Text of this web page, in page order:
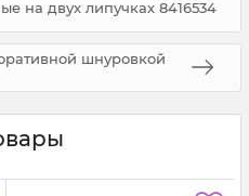
на двух липучках 8416534
шнуровкой